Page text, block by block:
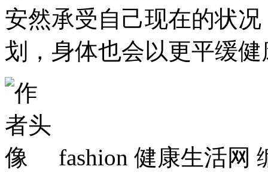
安然承受自己现在的状
划，身体也会以更平缓
fashion 健康生活网